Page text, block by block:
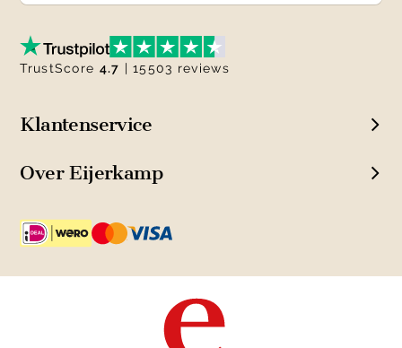
Klantenservice
Over Eijerkamp
TrustScore 4.7 | 15503 reviews